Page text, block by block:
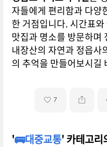
자들에게 편리함과 다양
한 거점입니다. 시간표
맛집과 명소를 방문하며
내장산의 자연과 정읍사
의 추억을 만들어보시길
7
'🚌대중교통' 카테고리